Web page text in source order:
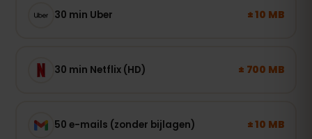
30 min Uber ± 10 MB
30 min Netflix (HD) ± 700 MB
50 e-mails (zonder bijlagen) ± 10 MB